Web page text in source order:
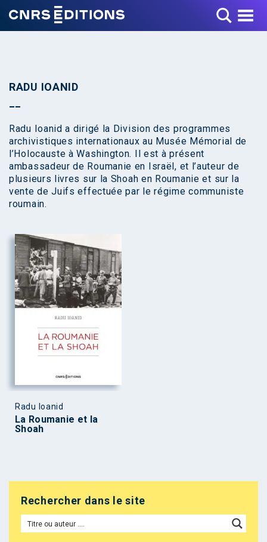
Toggle Menu
RADU IOANID
Radu Ioanid a dirigé la Division des programmes
archivistiques internationaux au Musée Mémorial de
l’Holocauste à Washington. Il est à présent
ambassadeur de Roumanie en Israël, et l’auteur de
plusieurs livres sur la Shoah en Roumanie et sur la
vente de Juifs effectuée par le régime communiste
roumain.
Radu Ioanid
La Roumanie et la
Shoah
Rechercher dans le site